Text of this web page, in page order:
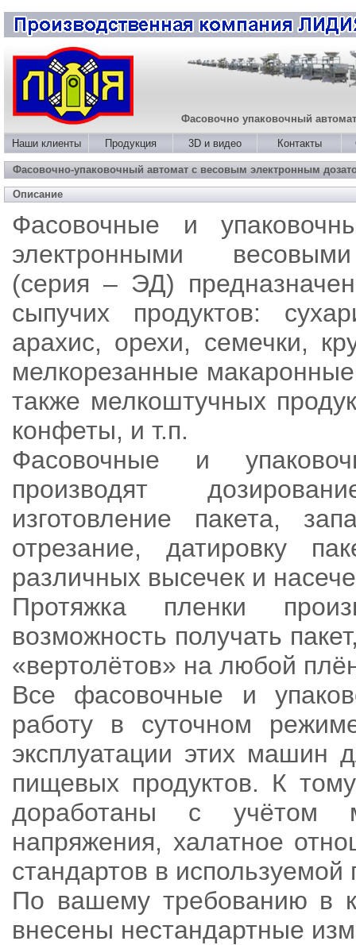
Фасовочно упаковочный
Наши клиенты Продукция 3D и видео Контакты
Фасовочно-упаковочный автомат с весовым электронным
Описание
Фасовочные и
электронными
(серия – ЭД)
сыпучих продуктов:
арахис, орехи, семечки,
мелкорезанные
также мелкоштучных
конфеты, и т.п.
Фасовочные и
производят
изготовление пакета,
отрезание, датировку
различных высечек и
Протяжка пленки
возможность получать
«вертолётов» на любой
Все фасовочные и
работу в суточном
эксплуатации этих машин
пищевых продуктов. К
доработаны с учётом
напряжения, халатное
стандартов в используемой
По вашему требованию в
внесены нестандартные